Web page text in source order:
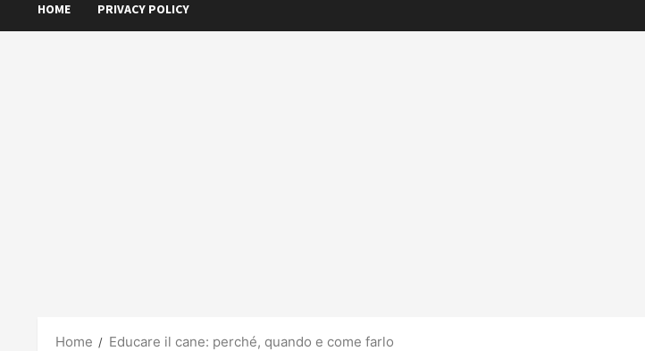
HOME PRIVACY POLICY
Home Educare il cane: perché, quando e come farlo